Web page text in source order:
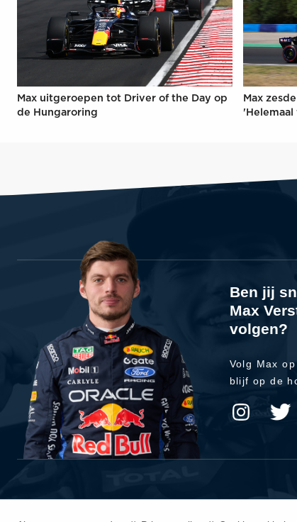
Max uitgeroepen tot Driver of the Day op
de Hungaroring
Max
'Helemaal
Ben jij
Max
volgen?
Volg Max
blijf op de